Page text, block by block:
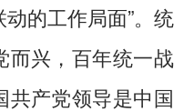
的工作局面”。统
而兴，百年统一战
共产党领导是中国